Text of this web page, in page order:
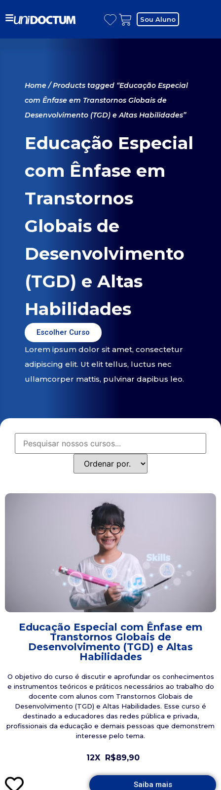
Sou Aluno
Home/ Products tagged “Educação Especial
com Ênfase em Transtornos Globais de
Desenvolvimento (TGD) e Altas Habilidades”
Educação Especial
com Ênfase em
Transtornos
Globais de
Desenvolvimento
(TGD) e Altas
Habilidades
Escolher Curso
Lorem ipsum dolor sit amet, consectetur
adipiscing elit. Ut elit tellus, luctus nec
ullamcorper mattis, pulvinar dapibus leo.
Educação Especial com Ênfase em
Transtornos Globais de
Desenvolvimento (TGD) e Altas
Habilidades
O objetivo do curso é discutir e aprofundar os conhecimentos
e instrumentos teóricos e práticos necessários ao trabalho do
docente com alunos com Transtornos Globais de
Desenvolvimento (TGD) e Altas Habilidades. Esse curso é
destinado a educadores das redes pública e privada,
profissionais da educação e demais pessoas que demonstrem
interesse pelo tema.
12X R$89,90
Saiba mais